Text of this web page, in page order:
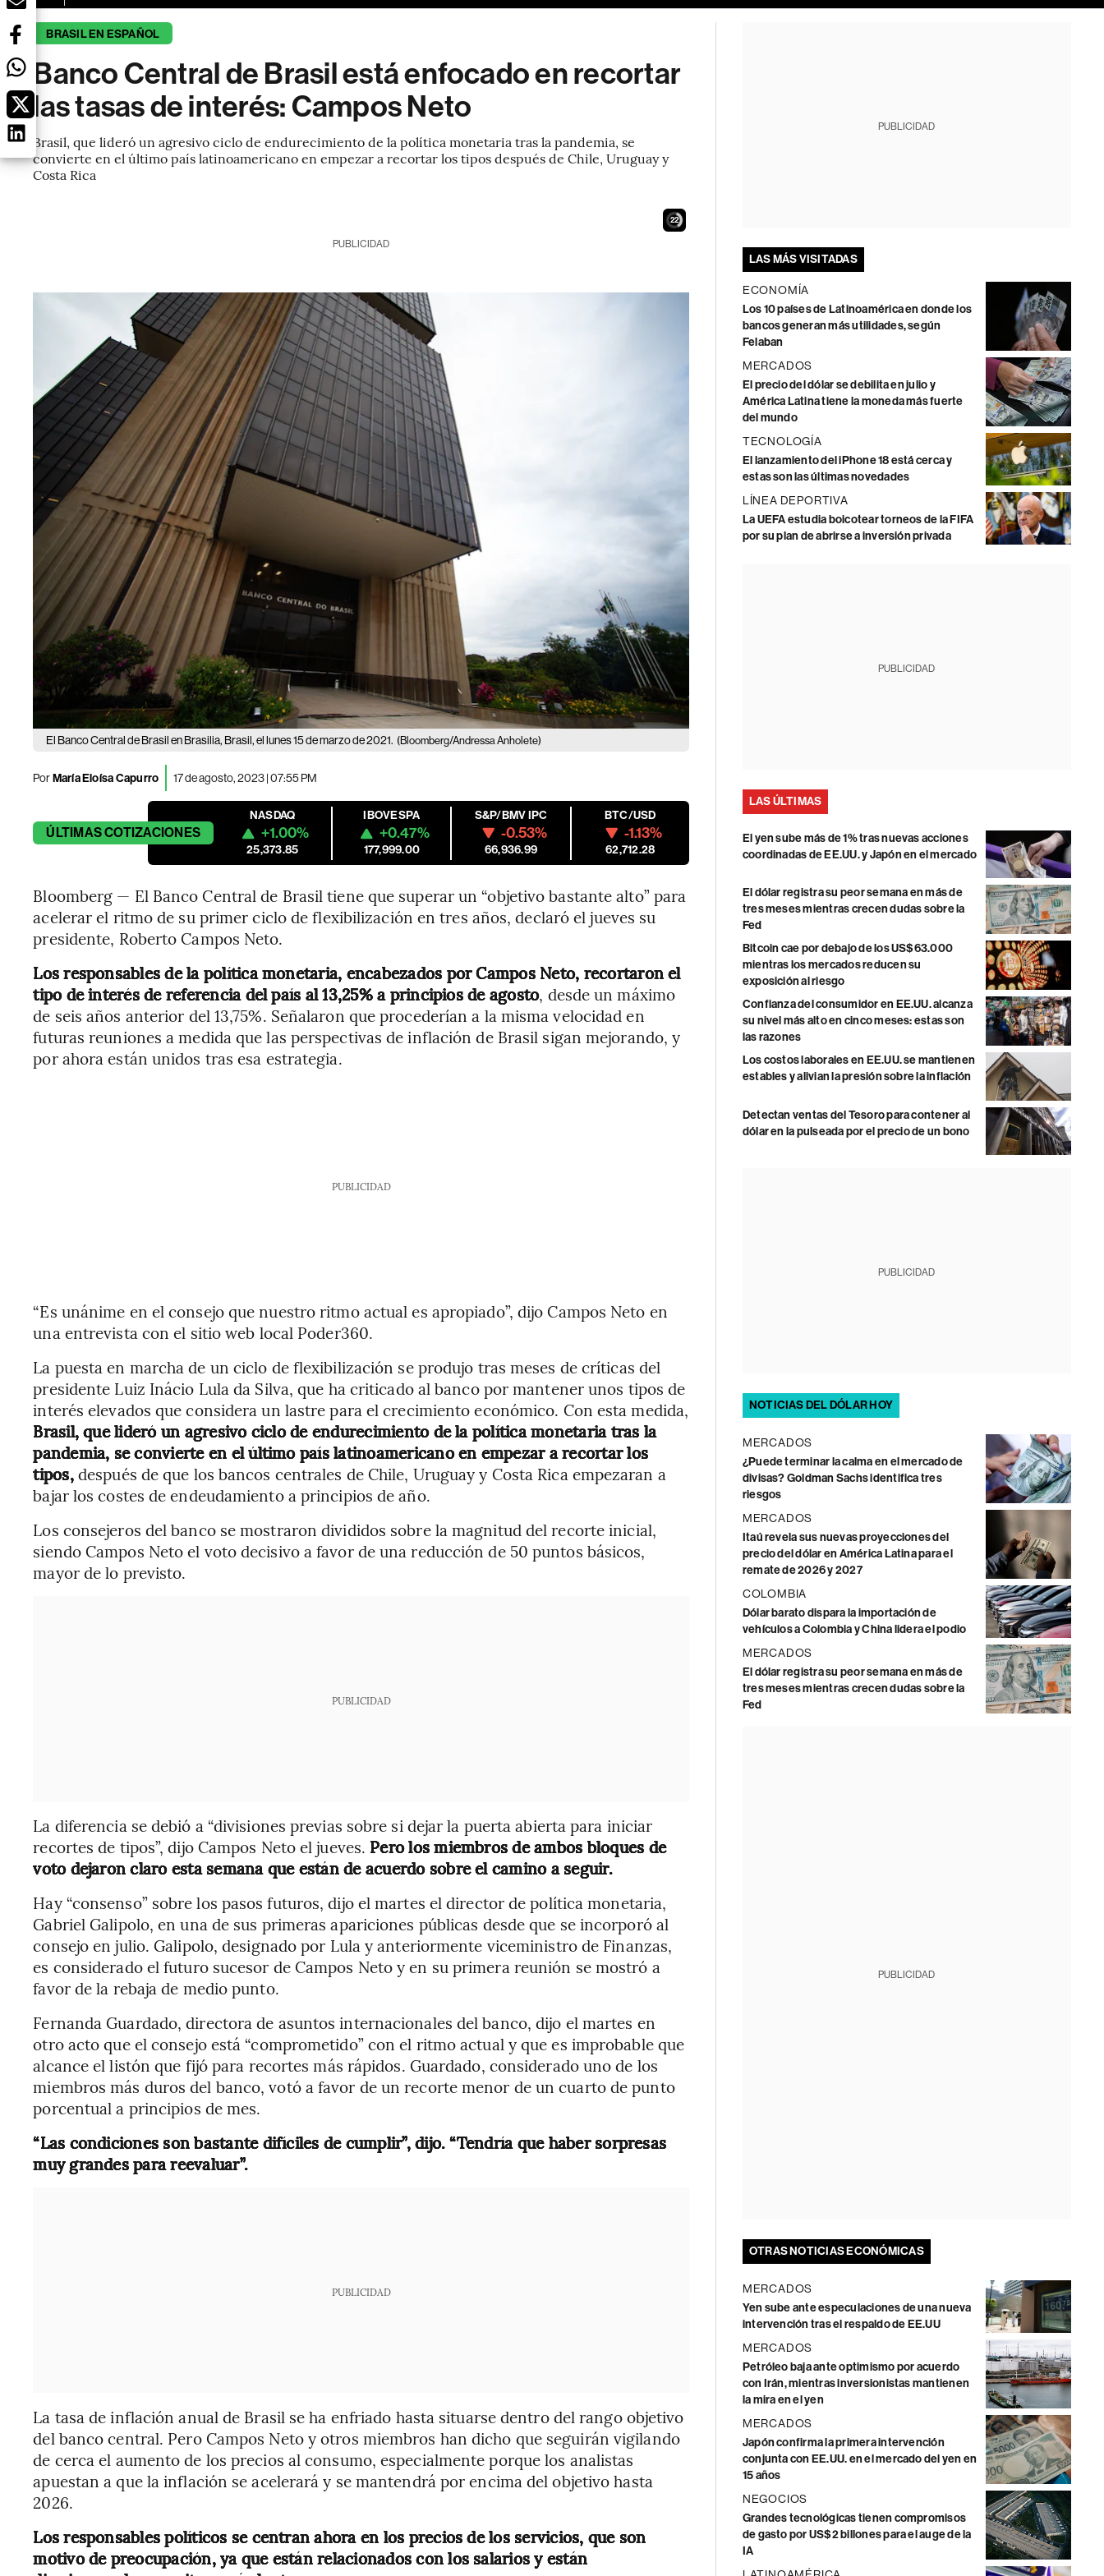
BRASIL EN ESPAÑOL
Banco Central de Brasil está enfocado en recortar
las tasas de interés: Campos Neto
Brasil, que lideró un agresivo ciclo de endurecimiento de la política monetaria tras la pandemia, se
convierte en el último país latinoamericano en empezar a recortar los tipos después de Chile, Uruguay y
Costa Rica
21
PUBLICIDAD
El Banco Central de Brasil en Brasilia, Brasil, el lunes 15 de marzo de 2021. (Bloomberg/Andressa Anholete)
PorMaría Eloísa Capurro 17 de agosto, 2023 | 07:55 PM
ÚLTIMASCOTIZACIONES
NASDAQ
+1.00%
25,373.85
IBOVESPA
+0.47%
177,999.00
S&P/BMV IPC
-0.53%
66,936.99
BTC/USD
-1.13%
62,712.28
Bloomberg — El Banco Central de Brasil tiene que superar un “objetivo bastante alto” para
acelerar el ritmo de su primer ciclo de flexibilización en tres años, declaró el jueves su
presidente, Roberto Campos Neto.
Los responsables de la política monetaria, encabezados por Campos Neto, recortaron el
tipo de interés de referencia del país al 13,25% a principios de agosto, desde un máximo
de seis años anterior del 13,75%. Señalaron que procederían a la misma velocidad en
futuras reuniones a medida que las perspectivas de inflación de Brasil sigan mejorando, y
por ahora están unidos tras esa estrategia.
PUBLICIDAD
“Es unánime en el consejo que nuestro ritmo actual es apropiado”, dijo Campos Neto en
una entrevista con el sitio web local Poder360.
La puesta en marcha de un ciclo de flexibilización se produjo tras meses de críticas del
presidente Luiz Inácio Lula da Silva, que ha criticado al banco por mantener unos tipos de
interés elevados que considera un lastre para el crecimiento económico. Con esta medida,
Brasil, que lideró un agresivo ciclo de endurecimiento de la política monetaria tras la
pandemia, se convierte en el último país latinoamericano en empezar a recortar los
tipos,después de que los bancos centrales de Chile, Uruguay y Costa Rica empezaran a
bajar los costes de endeudamiento a principios de año.
Los consejeros del banco se mostraron divididos sobre la magnitud del recorte inicial,
siendo Campos Neto el voto decisivo a favor de una reducción de 50 puntos básicos,
mayor de lo previsto.
PUBLICIDAD
La diferencia se debió a “divisiones previas sobre si dejar la puerta abierta para iniciar
recortes de tipos”, dijo Campos Neto el jueves. Pero los miembros de ambos bloques de
voto dejaron claro esta semana que están de acuerdo sobre el camino a seguir.
Hay “consenso” sobre los pasos futuros, dijo el martes el director de política monetaria,
Gabriel Galipolo, en una de sus primeras apariciones públicas desde que se incorporó al
consejo en julio. Galipolo, designado por Lula y anteriormente viceministro de Finanzas,
es considerado el futuro sucesor de Campos Neto y en su primera reunión se mostró a
favor de la rebaja de medio punto.
Fernanda Guardado, directora de asuntos internacionales del banco, dijo el martes en
otro acto que el consejo está “comprometido” con el ritmo actual y que es improbable que
alcance el listón que fijó para recortes más rápidos. Guardado, considerado uno de los
miembros más duros del banco, votó a favor de un recorte menor de un cuarto de punto
porcentual a principios de mes.
“Las condiciones son bastante difíciles de cumplir”, dijo. “Tendría que haber sorpresas
muy grandes para reevaluar”.
PUBLICIDAD
La tasa de inflación anual de Brasil se ha enfriado hasta situarse dentro del rango objetivo
del banco central. Pero Campos Neto y otros miembros han dicho que seguirán vigilando
de cerca el aumento de los precios al consumo, especialmente porque los analistas
apuestan a que la inflación se acelerará y se mantendrá por encima del objetivo hasta
2026.
Los responsables políticos se centran ahora en los precios de los servicios, que son
motivo de preocupación, ya que están relacionados con los salarios y están
PUBLICIDAD
LAS MÁS VISITADAS
ECONOMÍA
Los 10 países de Latinoamérica en donde los
bancos generan más utilidades, según
Felaban
MERCADOS
El precio del dólar se debilita en julio y
América Latina tiene la moneda más fuerte
del mundo
TECNOLOGÍA
El lanzamiento del iPhone 18 está cerca y
estas son las últimas novedades
LÍNEA DEPORTIVA
La UEFA estudia boicotear torneos de la FIFA
por su plan de abrirse a inversión privada
PUBLICIDAD
LAS ÚLTIMAS
El yen sube más de 1% tras nuevas acciones
coordinadas de EE.UU. y Japón en el mercado
El dólar registra su peor semana en más de
tres meses mientras crecen dudas sobre la
Fed
Bitcoin cae por debajo de los US$63.000
mientras los mercados reducen su
exposición al riesgo
Confianza del consumidor en EE.UU. alcanza
su nivel más alto en cinco meses: estas son
las razones
Los costos laborales en EE.UU. se mantienen
estables y alivian la presión sobre la inflación
Detectan ventas del Tesoro para contener al
dólar en la pulseada por el precio de un bono
PUBLICIDAD
NOTICIAS DEL DÓLAR HOY
MERCADOS
¿Puede terminar la calma en el mercado de
divisas? Goldman Sachs identifica tres
riesgos
MERCADOS
Itaú revela sus nuevas proyecciones del
precio del dólar en América Latina para el
remate de 2026 y 2027
COLOMBIA
Dólar barato dispara la importación de
vehículos a Colombia y China lidera el podio
MERCADOS
El dólar registra su peor semana en más de
tres meses mientras crecen dudas sobre la
Fed
PUBLICIDAD
OTRAS NOTICIAS ECONÓMICAS
MERCADOS
Yen sube ante especulaciones de una nueva
intervención tras el respaldo de EE.UU
MERCADOS
Petróleo baja ante optimismo por acuerdo
con Irán, mientras inversionistas mantienen
la mira en el yen
MERCADOS
Japón confirma la primera intervención
conjunta con EE.UU. en el mercado del yen en
15 años
NEGOCIOS
Grandes tecnológicas tienen compromisos
de gasto por US$2 billones para el auge de la
IA